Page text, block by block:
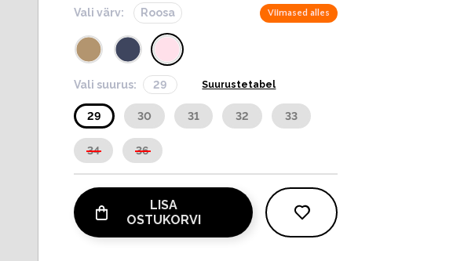
Vali värv: Roosa Viimased alles
Vali suurus: 29 Suurustetabel
29 30 31 32 33
34 36
LISA
OSTUKORVI